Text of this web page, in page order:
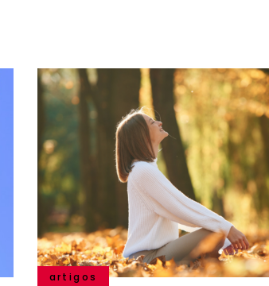
artigos